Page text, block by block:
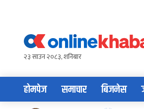
content२३ साउन २०८३, शनिबार
होमपेज समाचार बिजनेस